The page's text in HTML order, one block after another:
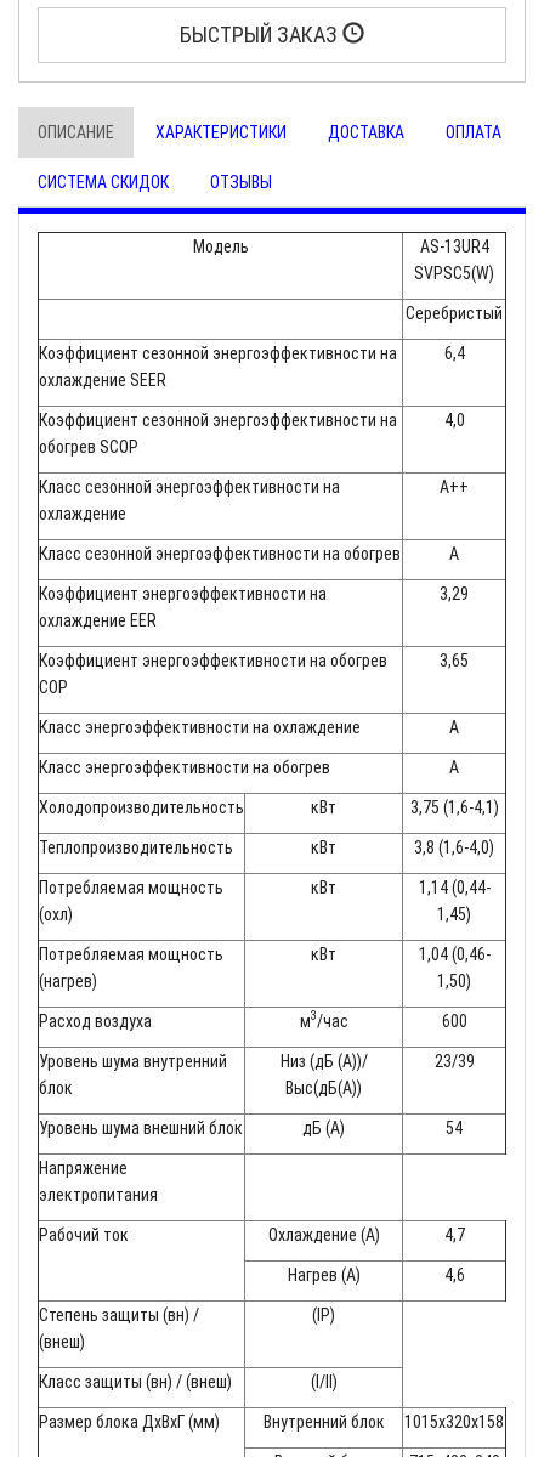
БЫСТРЫЙ ЗАКАЗ
ОПИСАНИЕ ХАРАКТЕРИСТИКИ ДОСТАВКА ОПЛАТА
СИСТЕМА СКИДОК ОТЗЫВЫ
Модель
AS-13UR4
SVPSC5(W)
Серебристый
Коэффициент сезонной энергоэффективности на
охлаждение SEER
6,4
Коэффициент сезонной энергоэффективности на
обогрев SCOP
4,0
Класс сезонной энергоэффективности на
охлаждение
A++
Класс сезонной энергоэффективности на обогрев A
Коэффициент энергоэффективности на
охлаждение EER
3,29
Коэффициент энергоэффективности на обогрев
COP
3,65
Класс энергоэффективности на охлаждение A
Класс энергоэффективности на обогрев A
Холодопроизводительность кВт 3,75 (1,6-4,1)
Теплопроизводительность кВт 3,8 (1,6-4,0)
Потребляемая мощность
(охл)
кВт
1,14 (0,44-
1,45)
Потребляемая мощность
(нагрев)
кВт
1,04 (0,46-
1,50)
Расход воздуха м3/час 600
Уровень шума внутренний
блок
Низ (дБ (A))/
Выс(дБ(A))
23/39
Уровень шума внешний блок дБ (A) 54
Напряжение
электропитания
Рабочий ток Охлаждение (A) 4,7
Нагрев (A) 4,6
Степень защиты (вн) /
(внеш)
(IP)
Класс защиты (вн) / (внеш) (I/II)
Размер блока ДхВхГ (мм) Внутренний блок 1015x320x158